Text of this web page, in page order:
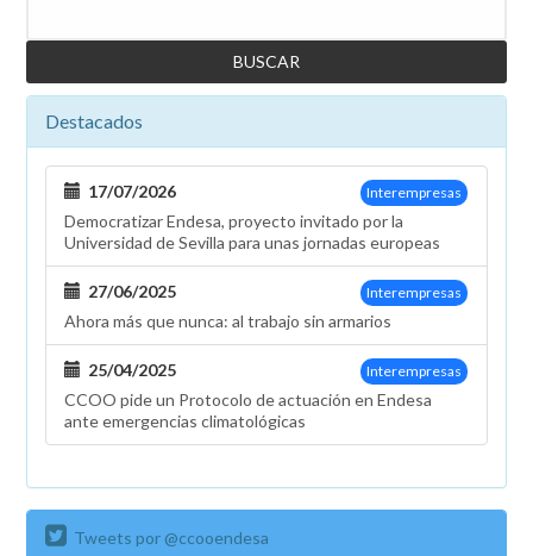
reuniones
calendarios
2026
en
todos
los
territorios
Destacados
Interempresas
17/07/2026
Democratizar Endesa, proyecto invitado por la
Universidad de Sevilla para unas jornadas europeas
Interempresas
27/06/2025
Ahora más que nunca: al trabajo sin armarios
Interempresas
25/04/2025
CCOO pide un Protocolo de actuación en Endesa
ante emergencias climatológicas
Tweets por @ccooendesa